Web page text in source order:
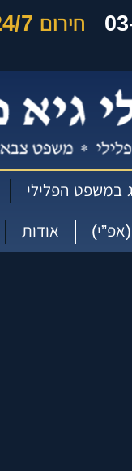
חירום 24/7:
במשפט הפלילי
אודות